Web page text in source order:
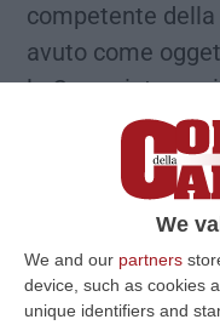
We
We and our partners
device, such as cookies
unique identifiers and
competente della
avuto come
la Cassa
agricoli) per i
tema su cui si
durante i quali i
in maniera
sull’attivazione
Covid-19.